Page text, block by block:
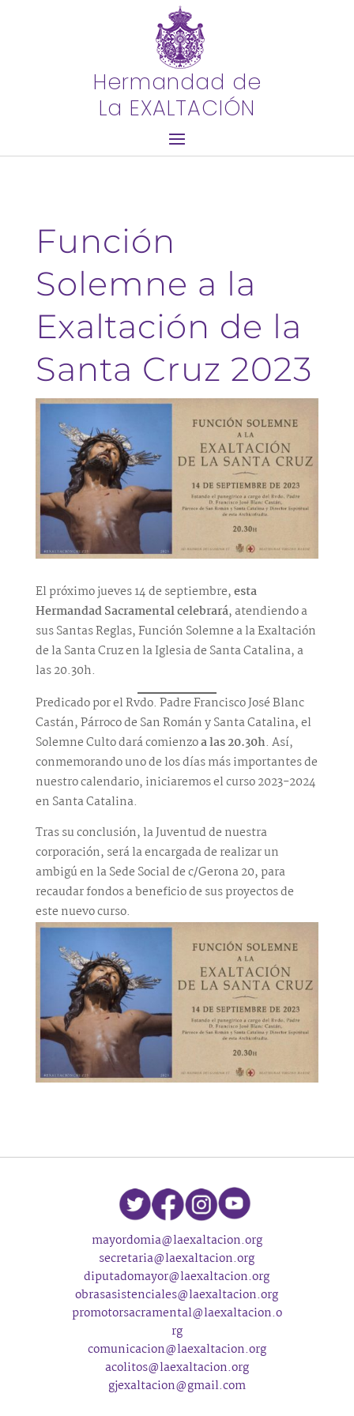
Hermandad de
La EXALTACIÓN
Función
Solemne a la
Exaltación de la
Santa Cruz 2023
El próximo jueves 14 de septiembre,esta
Hermandad Sacramental celebrará, atendiendo a
sus Santas Reglas, Función Solemne a la Exaltación
de la Santa Cruz en la Iglesia de Santa Catalina, a
las 20.30h.
Predicado por el Rvdo. Padre Francisco José Blanc
Castán, Párroco de San Román y Santa Catalina, el
Solemne Culto dará comienzoa las 20.30h. Así,
conmemorando uno de los días más importantes de
nuestro calendario, iniciaremos el curso 2023-2024
en Santa Catalina.
Tras su conclusión, la Juventud de nuestra
corporación, será la encargada de realizar un
ambigú en la Sede Social de c/Gerona 20, para
recaudar fondos a beneficio de sus proyectos de
este nuevo curso.
mayordomia@laexaltacion.org
secretaria@laexaltacion.org
diputadomayor@laexaltacion.org
obrasasistenciales@laexaltacion.org
promotorsacramental@laexaltacion.o
rg
comunicacion@laexaltacion.org
acolitos@laexaltacion.org
gjexaltacion@gmail.com